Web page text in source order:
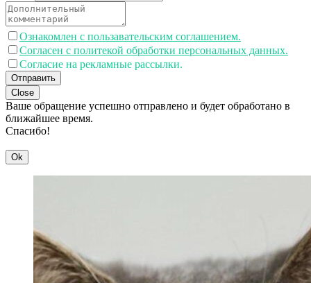
Ознакомлен с пользавательским соглашением.
Согласен с политекой обработки персональных данных.
Согласие на рекламные рассылки.
Отправить
Close
Ваше обращение успешно отправлено и будет обработано в
ближайшее время.
Спасибо!
Ok